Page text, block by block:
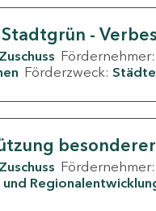
-
Zuschuss Fördernehmer:
Förderzweck:
Zuschuss Fördernehmer: